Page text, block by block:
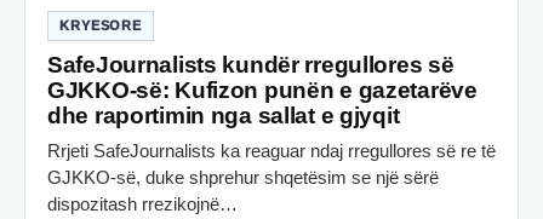
KRYESORE
SafeJournalists kundër rregullores së
GJKKO-së: Kufizon punën e gazetarëve
dhe raportimin nga sallat e gjyqit
Rrjeti SafeJournalists ka reaguar ndaj rregullores së re të
GJKKO-së, duke shprehur shqetësim se një sërë
dispozitash rrezikojnë…